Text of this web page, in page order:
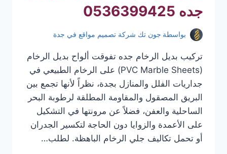
جده 0536399425
بواسطة جون تك شركة تصميم مواقع في جدة
تركيب بديل الرخام جده تفوقت ألواح بديل الرخام
(PVC Marble Sheets) على الرخام الطبيعي في
جداريات الفلل والمنازل بجدة، نظراً لأنها تجمع بين
البريق المصقول والمقاومة المطلقة لرطوبة البحر
الساحلية والعفن، فضلاً عن مرونتها في التشكيل
على الأعمدة والزوايا دون الحاجة لتكسير الجدران
أو تحمل تكاليف جلي الرخام الباهظة. لطلب…